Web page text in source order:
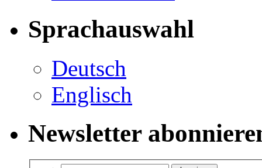
Sprachauswahl
Deutsch
Englisch
Newsletter